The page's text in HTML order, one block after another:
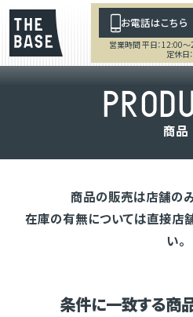
お電話はこちら
営業時間 平日：12:00
定休日
PROD
商品
商品の販売は店舗のみ
在庫の有無については直接店
い。
条件に一致する商